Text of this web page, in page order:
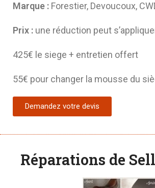
Marque :Forestier, Devoucoux,
Prix :une réduction peut
425€ le siege + entretien offert
55€ pour changer la mousse du
Demandez votre devis
Réparations de